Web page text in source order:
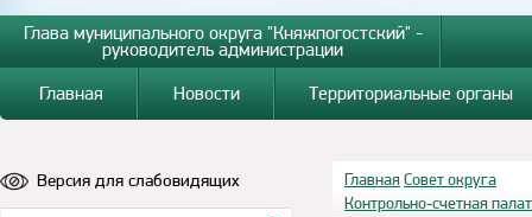
Глава муниципального округа "Княжпогостский" -
руководитель администрации
Главная
Новости Территориальные органы
Версия для слабовидящих Главная Совет округа
Контрольно-счетная